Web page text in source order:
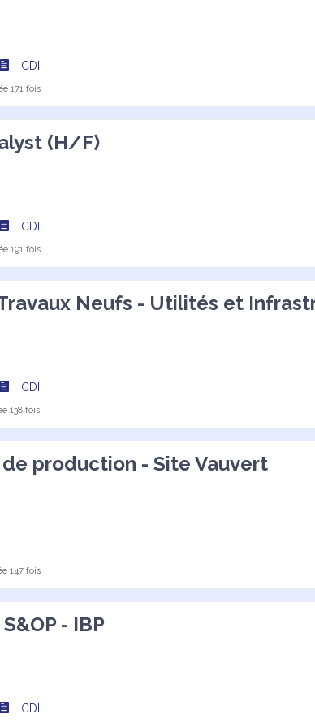
CDI
171 fois
(H/F)
CDI
191 fois
Neufs - Utilités et
CDI
138 fois
production - Site Vauvert
147 fois
- IBP
CDI